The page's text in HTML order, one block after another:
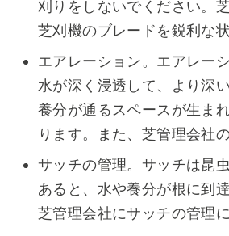
刈りをしないでください。
芝刈機のブレードを鋭利な
エアレーション。エアレー
水が深く浸透して、より深
養分が通るスペースが生ま
ります。また、芝管理会社
サッチの管理。サッチは昆
あると、水や養分が根に到
芝管理会社にサッチの管理